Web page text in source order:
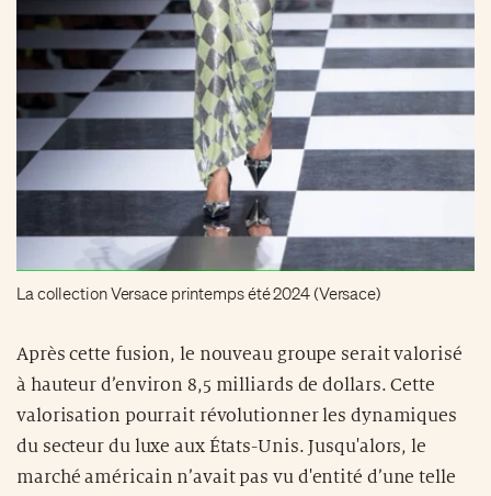
La collection Versace printemps été 2024 (Versace)
Après cette fusion, le nouveau groupe serait valorisé
à hauteur d’environ 8,5 milliards de dollars. Cette
valorisation pourrait révolutionner les dynamiques
du secteur du luxe aux États-Unis. Jusqu'alors, le
marché américain n’avait pas vu d'entité d’une telle